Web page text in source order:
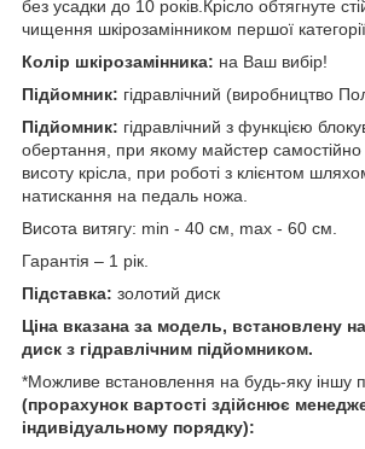
без усадки до 10 років.Крісло обтягнуте
чищення шкірозамінником першої
Колір шкірозамінника: на Ваш вибір!
Підйомник: гідравлічний (виробництво
Підйомник: гідравлічний з функцією
обертання, при якому майстер самостійно
висоту крісла, при роботі з клієнтом
натискання на педаль ножа.
Висота витягу: min - 40 см, max - 60 см.
Гарантія – 1 рік.
Підставка: золотий диск
Ціна вказана за модель, встановлену
диск з гідравлічним підйомником.
*Можливе встановлення на будь-яку іншу
(прорахунок вартості здійснює
індивідуальному порядку):